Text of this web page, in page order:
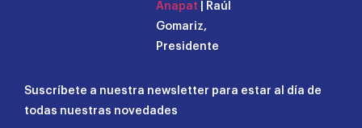
Anapat | Raúl
Gomariz,
Presidente
Suscríbete a nuestra newsletter para estar al día de
todas nuestras novedades